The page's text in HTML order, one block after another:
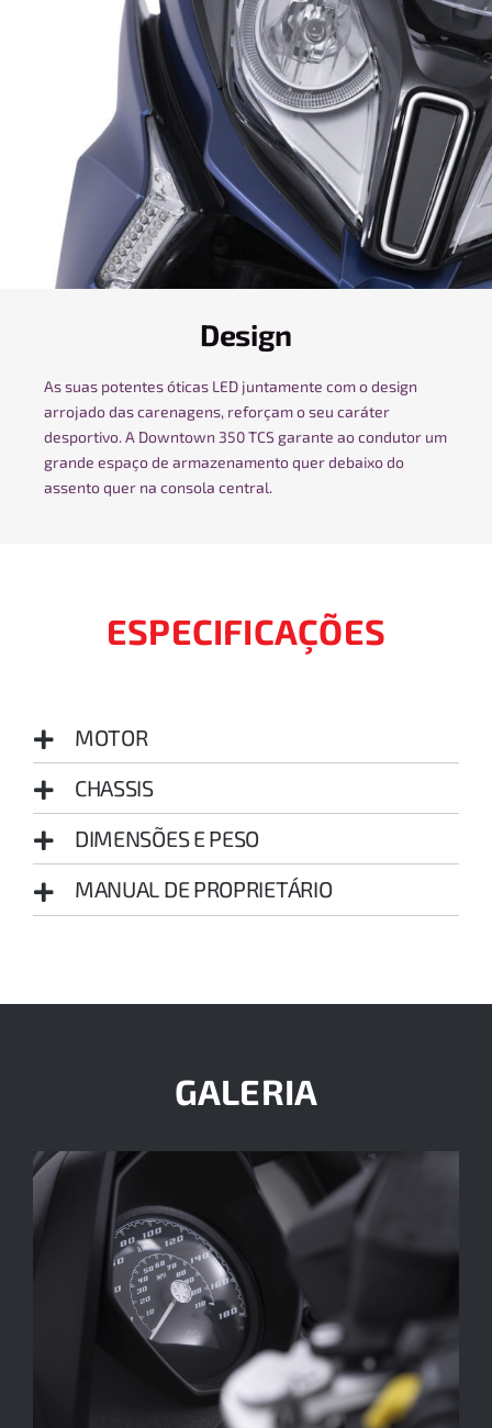
Design
As suas potentes óticas LED juntamente com o design
arrojado das carenagens, reforçam o seu caráter
desportivo. A Downtown 350 TCS garante ao condutor um
grande espaço de armazenamento quer debaixo do
assento quer na consola central.
ESPECIFICAÇÕES
MOTOR
CHASSIS
DIMENSÕES E PESO
MANUAL DE PROPRIETÁRIO
GALERIA